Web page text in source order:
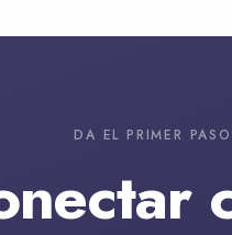
DA EL PRIMER PASO